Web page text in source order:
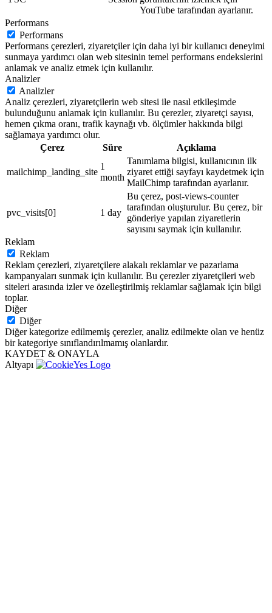
YouTube tarafından ayarlanır.
Performans
Performans
Performans çerezleri, ziyaretçiler için daha iyi bir kullanıcı deneyimi
sunmaya yardımcı olan web sitesinin temel performans endekslerini
anlamak ve analiz etmek için kullanılır.
Analizler
Analizler
Analiz çerezleri, ziyaretçilerin web sitesi ile nasıl etkileşimde
bulunduğunu anlamak için kullanılır. Bu çerezler, ziyaretçi sayısı,
hemen çıkma oranı, trafik kaynağı vb. ölçümler hakkında bilgi
sağlamaya yardımcı olur.
Çerez
Süre Açıklama
mailchimp_landing_site
1
month
Tanımlama bilgisi, kullanıcının ilk
ziyaret ettiği sayfayı kaydetmek için
MailChimp tarafından ayarlanır.
pvc_visits[0] 1 day
Bu çerez, post-views-counter
tarafından oluşturulur. Bu çerez, bir
gönderiye yapılan ziyaretlerin
sayısını saymak için kullanılır.
Reklam
Reklam
Reklam çerezleri, ziyaretçilere alakalı reklamlar ve pazarlama
kampanyaları sunmak için kullanılır. Bu çerezler ziyaretçileri web
siteleri arasında izler ve özelleştirilmiş reklamlar sağlamak için bilgi
toplar.
Diğer
Diğer
Diğer kategorize edilmemiş çerezler, analiz edilmekte olan ve henüz
bir kategoriye sınıflandırılmamış olanlardır.
KAYDET & ONAYLA
Altyapı